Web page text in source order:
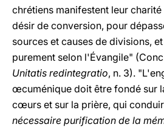
chrétiens manifestent leur
désir de conversion, pour
sources et causes de divisions,
purement selon l'Évangile"
Unitatis redintegratio, n. 3).
œcuménique doit être fondé sur
cœurs et sur la prière, qui
nécessaire purification de la